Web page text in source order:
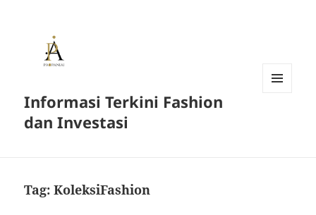
Informasi Terkini Fashion
dan Investasi
Tag:KoleksiFashion